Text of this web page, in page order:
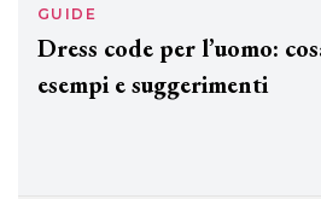
GUIDE
Dress code per l’uomo:
esempi e suggerimenti